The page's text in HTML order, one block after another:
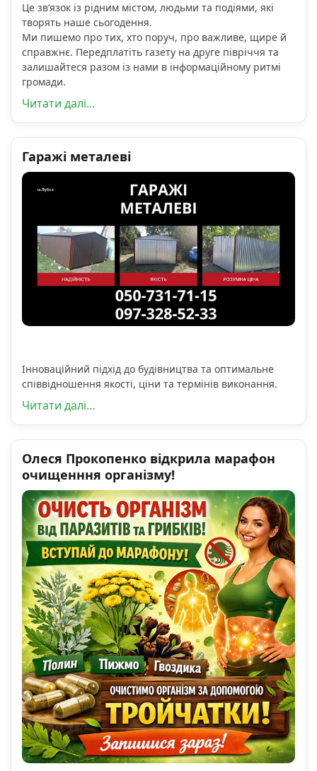
Це зв’язок із рідним містом, людьми та подіями, які
творять наше сьогодення.
Ми пишемо про тих, хто поруч, про важливе, щире й
справжнє. Передплатіть газету на друге півріччя та
залишайтеся разом із нами в інформаційному ритмі
громади.
Читати далі...
Гаражі металеві
Інноваційний підхід до будівництва та оптимальне
співвідношення якості, ціни та термінів виконання.
Читати далі...
Олеся Прокопенко відкрила марафон
очищенння організму!